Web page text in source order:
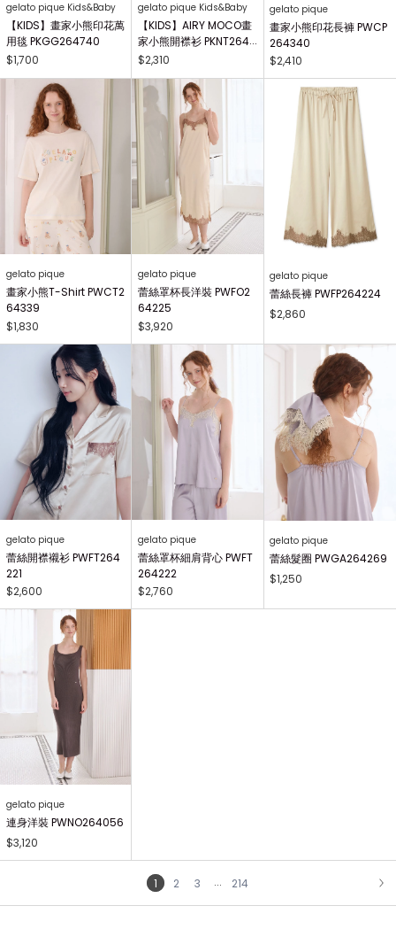
gelato pique Kids&Baby
【KIDS】畫家小熊印花萬
用毯 PKGG264740
$1,700
gelato pique Kids&Baby
【KIDS】AIRY MOCO畫
家小熊開襟衫 PKNT2644
63
$2,310
gelato pique
畫家小熊印花長褲 PWCP
264340
$2,410
gelato pique
畫家小熊T-Shirt PWCT2
64339
$1,830
gelato pique
蕾絲罩杯長洋裝 PWFO2
64225
$3,920
gelato pique
蕾絲長褲 PWFP264224
$2,860
gelato pique
蕾絲開襟襯衫 PWFT264
221
$2,600
gelato pique
蕾絲罩杯細肩背心 PWFT
264222
$2,760
gelato pique
蕾絲髮圈 PWGA264269
$1,250
gelato pique
連身洋裝 PWNO264056
$3,120
1 2 3 ...
214